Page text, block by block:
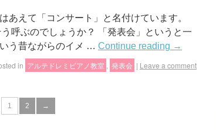
あえて「コンサート」と名付けています。
呼ぶのでしょうか？ 「発表会」というと一
う昔ながらのイメ … Continue reading →
in アルテドレミピアノ教室 発表会 | Leave a comment
1 2 →